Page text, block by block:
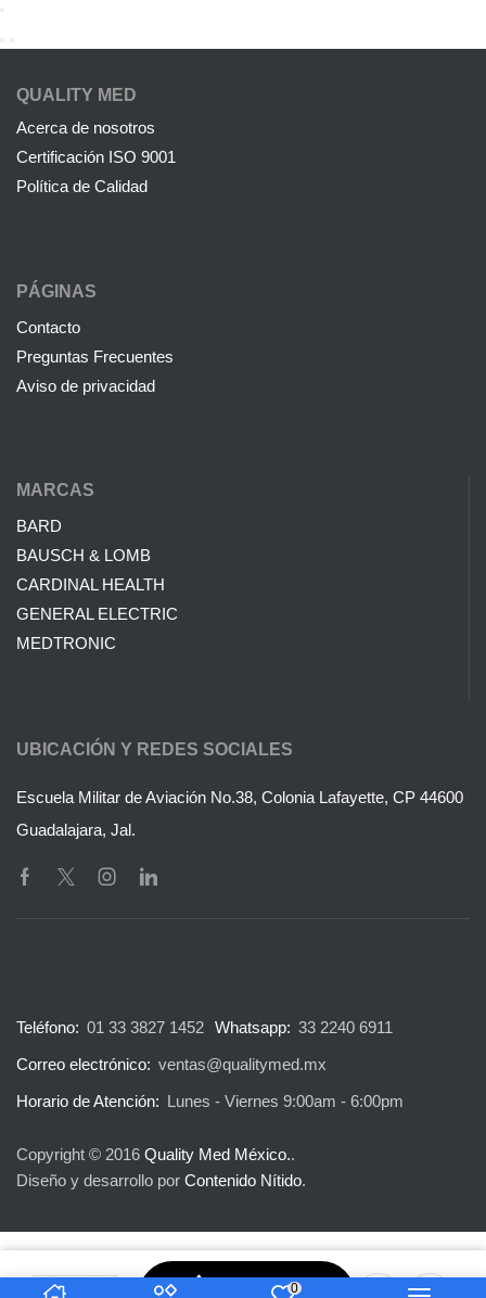
Agregar a
0
QUALITY MED
Acerca de nosotros
Certificación ISO 9001
Política de Calidad
PÁGINAS
Contacto
Preguntas Frecuentes
Aviso de privacidad
MARCAS
BARD
BAUSCH & LOMB
CARDINAL HEALTH
GENERAL ELECTRIC
MEDTRONIC
UBICACIÓN Y REDES SOCIALES
Escuela Militar de Aviación No.38, Colonia Lafayette, CP 44600
Guadalajara, Jal.
Teléfono: 01 33 3827 1452 Whatsapp: 33 2240 6911
Correo electrónico: ventas@qualitymed.mx
Horario de Atención: Lunes - Viernes 9:00am - 6:00pm
Copyright © 2016 Quality Med México..
Diseño y desarrollo por Contenido Nítido.